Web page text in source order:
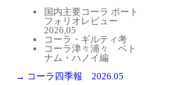
国内主要コーラ ポート
フォリオレビュー
2026,05
コーラ・ギルティ考
コーラ津々浦々 ベト
ナム・ハノイ編
→ コーラ四季報 2026.05